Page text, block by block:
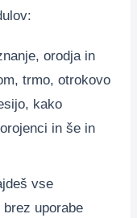
orodja in
trmo, otrokovo
kako
in še in
vse
uporabe